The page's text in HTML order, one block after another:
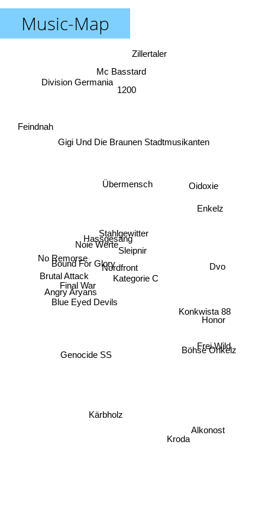
Music-Map
Sleipnir
Nordfront
Stahlgewitter
Übermensch
Noie Werte
Kategorie C
Hassgesang
Bound For Glory
Gigi Und Die Braunen Stadtmusikanten
Final War
Angry Aryans
Blue Eyed Devils
Genocide SS
Konkwista 88
Böhse Onkelz
1200
Enkelz
No Remorse
Brutal Attack
Dvo
Honor
Oidoxie
Division Germania
Mc Basstard
Kärbholz
Kroda
Alkonost
Frei.Wild
Zillertaler
Feindnah